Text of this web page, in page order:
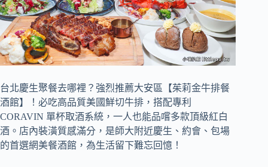
台北慶生聚餐去哪裡？強烈推薦大安區【茱莉金牛排餐
酒館】！必吃高品質美國鮮切牛排，搭配專利
CORAVIN 單杯取酒系統，一人也能品嚐多款頂級紅白
酒。店內裝潢質感滿分，是師大附近慶生、約會、包場
的首選網美餐酒館，為生活留下難忘回憶！